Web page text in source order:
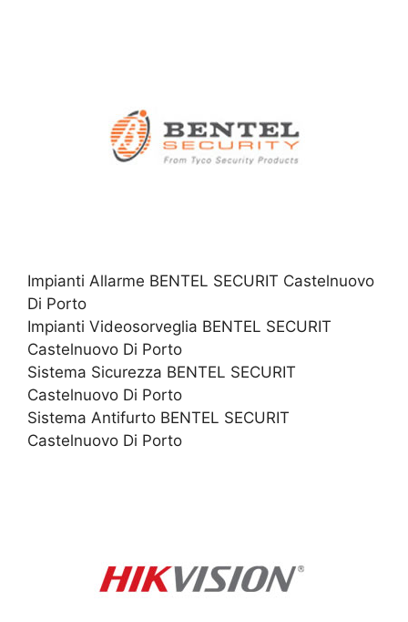
Impianti Allarme BENTEL SECURIT Castelnuovo
Di Porto
Impianti Videosorveglia BENTEL SECURIT
Castelnuovo Di Porto
Sistema Sicurezza BENTEL SECURIT
Castelnuovo Di Porto
Sistema Antifurto BENTEL SECURIT
Castelnuovo Di Porto